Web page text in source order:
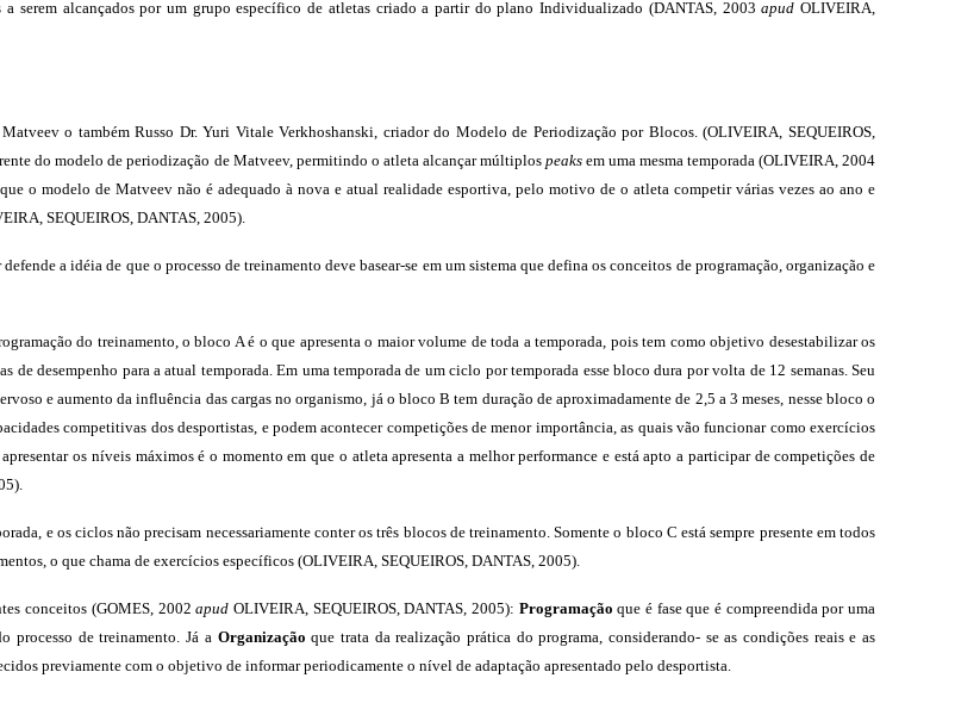
serem alcançados por um grupo específico de atletas criado a partir do plano Individualizado (DANTAS, 2003apud OLIVEIRA,
o também Russo Dr. Yuri Vitale Verkhoshanski, criador do Modelo de Periodização por Blocos. (OLIVEIRA, SEQUEIROS,
do modelo de periodização de Matveev, permitindo o atleta alcançar múltiplospeaksem uma mesma temporada (OLIVEIRA, 2004
o modelo de Matveev não é adequado à nova e atual realidade esportiva, pelo motivo de o atleta competir várias vezes ao ano e
SEQUEIROS, DANTAS, 2005).
a idéia de que o processo de treinamento deve basear-se em um sistema que defina os conceitos de programação, organização e
do treinamento,o bloco A é o que apresenta o maior volume de toda a temporada, pois tem como objetivo desestabilizar os
de desempenho para a atual temporada. Em uma temporada de um ciclo por temporada esse bloco dura por volta de 12 semanas. Seu
e aumento da influência das cargas no organismo, já o bloco B tem duração de aproximadamente de 2,5 a 3 meses, nesse bloco o
competitivas dos desportistas, e podem acontecer competições de menor importância, as quais vão funcionar como exercícios
os níveis máximos é o momento em que o atleta apresenta a melhor performance e está apto a participar de competições de
e os ciclos não precisam necessariamente conter os três blocos de treinamento. Somente o bloco C está sempre presente em todos
o que chama de exercícios específicos (OLIVEIRA, SEQUEIROS, DANTAS, 2005).
conceitos (GOMES, 2002apud OLIVEIRA, SEQUEIROS, DANTAS, 2005): Programação que é fase que é compreendida por uma
processo de treinamento. Já a Organização que trata da realização prática do programa, considerando- se as condições reais e as
previamente com o objetivo de informar periodicamente o nível de adaptação apresentado pelo desportista.